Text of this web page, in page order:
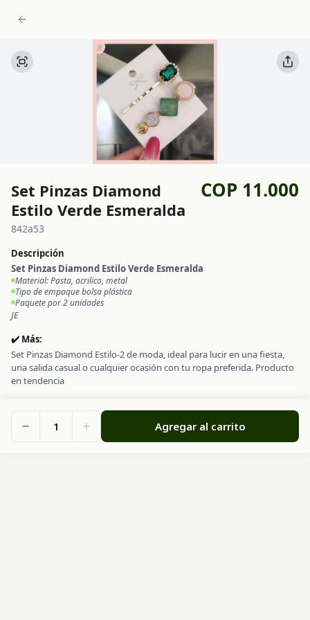
Set Pinzas Diamond
Estilo Verde Esmeralda
COP 11.000
842a53
Descripción
Set Pinzas Diamond Estilo Verde Esmeralda
Material: Pasta, acrilico, metal
Tipo de empaque bolsa plástica
Paquete por 2 unidades
JE
✔️ Más:
Set Pinzas Diamond Estilo-2 de moda, ideal para lucir en una fiesta,
una salida casual o cualquier ocasión con tu ropa preferida. Producto
en tendencia
1 Agregar al carrito